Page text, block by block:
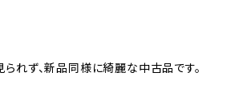
れず、新品同様に綺麗な中古品です。